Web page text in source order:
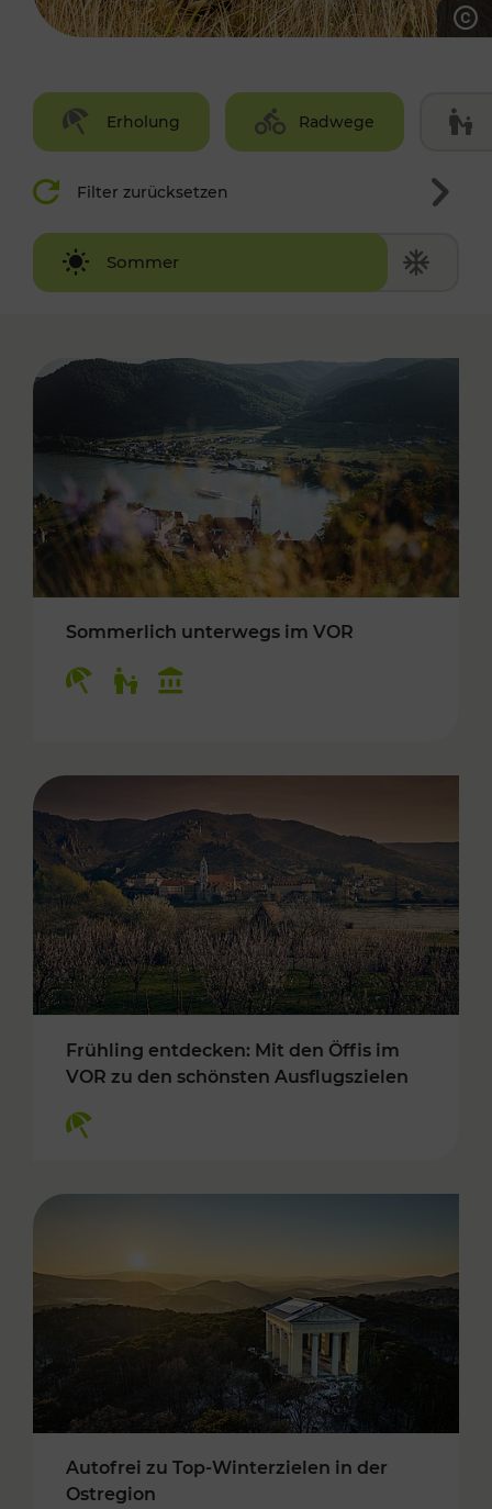
Erholung Radwege
Filter zurücksetzen
Sommer
Winter
Sommerlich unterwegs im VOR
Frühling entdecken: Mit den Öffis im
VOR zu den schönsten Ausflugszielen
Autofrei zu Top-Winterzielen in der
Ostregion